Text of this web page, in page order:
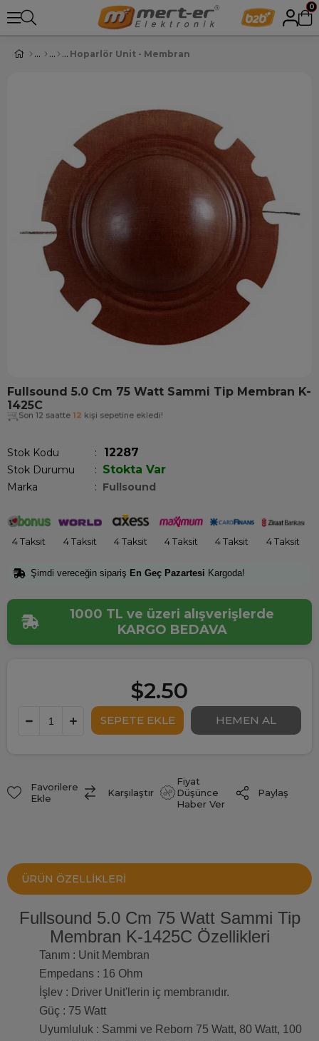
0
Hoparlör Unit - Membran
Fullsound 5.0 Cm 75 Watt Sammi Tip Membran K-
1425C
Son 12 saatte 12 kişi sepetine ekledi!
Stok Kodu 12287
Stok Durumu : Stokta Var
Marka : Fullsound
4 Taksit 4 Taksit 4 Taksit 4 Taksit 4 Taksit 4 Taksit
Şimdi vereceğin sipariş En Geç Pazartesi Kargoda!
1000 TL ve üzeri alışverişlerde
KARGO BEDAVA
$2.50
Favorilere
Ekle
Karşılaştır
Fiyat
Düşünce
Haber Ver
Paylaş
ÜRÜN ÖZELLIKLERI
Fullsound 5.0 Cm 75 Watt Sammi Tip
Membran K-1425C Özellikleri
Tanım : Unit Membran
Empedans : 16 Ohm
İşlev : Driver Unit'lerin iç membranıdır.
Güç : 75 Watt
Uyumluluk : Sammi ve Reborn 75 Watt, 80 Watt, 100